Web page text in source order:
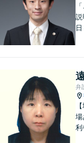
説
不
弁
場
利